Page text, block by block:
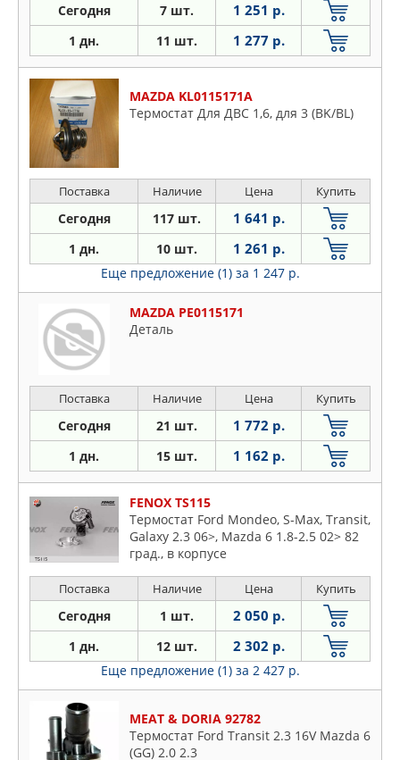
Сегодня 7 шт. 1 251 р.
1 дн. 11 шт. 1 277 р.
MAZDA KL0115171A
Термостат Для ДВС 1,6, для 3 (BK/BL)
Поставка Наличие Цена Купить
Сегодня 117 шт. 1 641 р.
1 дн. 10 шт. 1 261 р.
Еще предложение (1) за 1 247 р.
MAZDA PE0115171
Деталь
Поставка Наличие Цена Купить
Сегодня 21 шт. 1 772 р.
1 дн. 15 шт. 1 162 р.
FENOX TS115
Термостат Ford Mondeo, S-Max, Transit,
Galaxy 2.3 06>, Mazda 6 1.8-2.5 02> 82
град., в корпусе
Поставка Наличие Цена Купить
Сегодня 1 шт. 2 050 р.
1 дн. 12 шт. 2 302 р.
Еще предложение (1) за 2 427 р.
MEAT & DORIA 92782
Термостат Ford Transit 2.3 16V Mazda 6
(GG) 2.0 2.3